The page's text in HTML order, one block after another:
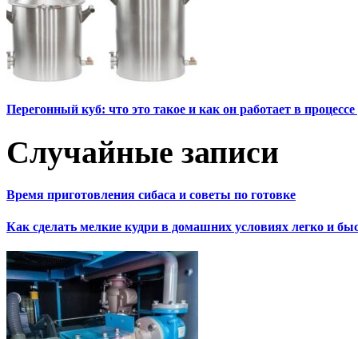
Перегонный куб: что это такое и как он работает в
Случайные записи
Время приготовления сибаса и советы по готовке
Как сделать мелкие кудри в домашних условиях легко и